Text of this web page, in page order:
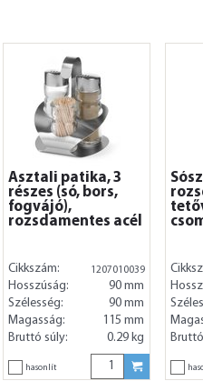
Asztali patika, 3
részes (só, bors,
fogvájó),
rozsdamentes acél
Cikkszám: 1207010039
Hosszúság:
90 mm
Szélesség:
90 mm
Magasság:
115 mm
Bruttó súly:
0.29 kg
hasonlít